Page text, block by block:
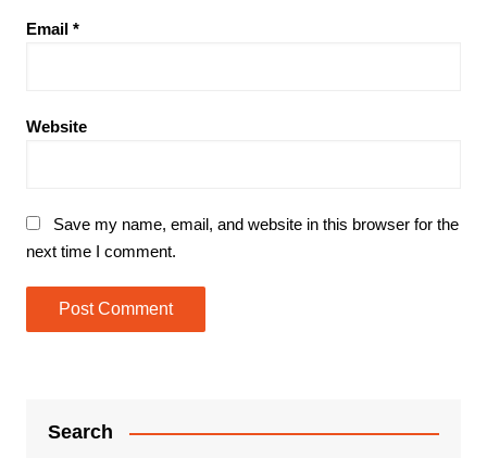
Email *
Website
Save my name, email, and website in this browser for the
next time I comment.
Search